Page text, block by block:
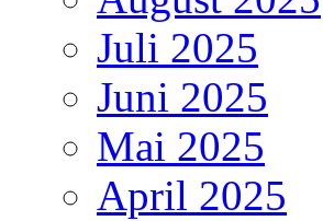
Juli 2025
Juni 2025
Mai 2025
April 2025